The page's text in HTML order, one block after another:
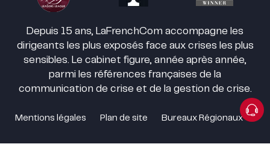
Depuis 15 ans, LaFrenchCom accompagne les
dirigeants les plus exposés face aux crises les plus
sensibles. Le cabinet figure, année après année,
parmi les références françaises de la
communication de crise et de la gestion de crise.
Mentions légales Plan de site Bureaux Régionaux